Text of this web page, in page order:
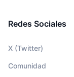
Redes Sociales
X (Twitter)
Comunidad